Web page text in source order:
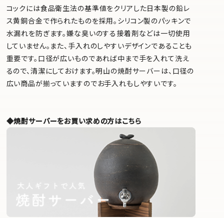
コックには食品衛生法の基準値をクリアした日本製の鉛レ
ス黄銅合金で作られたものを採用。シリコン製のパッキンで
水漏れを防ぎます。嫌な臭いのする接着剤などは一切使用
していません。また、手入れのしやすいデザインであることも
重要です。口径が広いものであれば中まで手を入れて洗え
るので、清潔にしておけます。明山の焼酎サーバーは、口径の
広い商品が揃っていますのでお手入れもしやすいです。
◆焼酎サーバーをお買い求めの方はこちら